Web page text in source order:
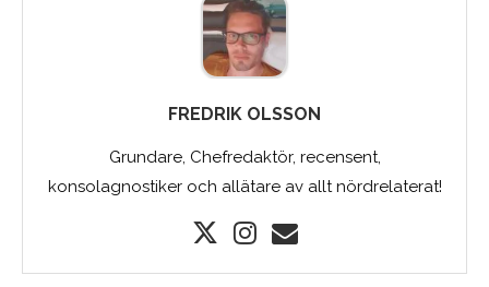
FREDRIK OLSSON
Grundare, Chefredaktör, recensent,
konsolagnostiker och allätare av allt nördrelaterat!